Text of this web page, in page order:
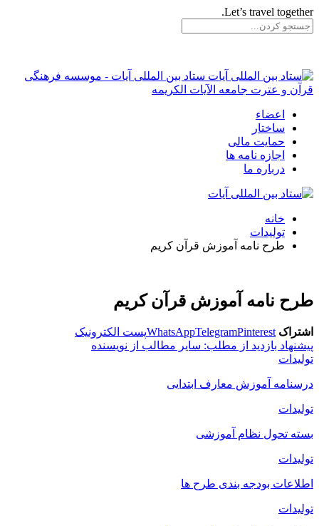
Let’s travel together.
ستاد بین المللی آیات - موسسه فرهنگی
قرآن و عترت جامعه الآیات الکریمه
اعضاء
ساختار
حمایت مالی
اجازه نامه ها
درباره ما
خانه
تولیدات
طرح نامه آموزش قرآن کریم
طرح نامه آموزش قرآن کریم
اشتراک WhatsAppTelegramPinterest
پست الکترونیک
پیشنهاد بازدید از مطلب: سایر مطالب از نویسنده
تولیدات
درسنامه آموزش معارف ابتدایی
تولیدات
بسته تحول نظام آموزشی
تولیدات
اطلاعات بودجه بندی طرح ها
تولیدات